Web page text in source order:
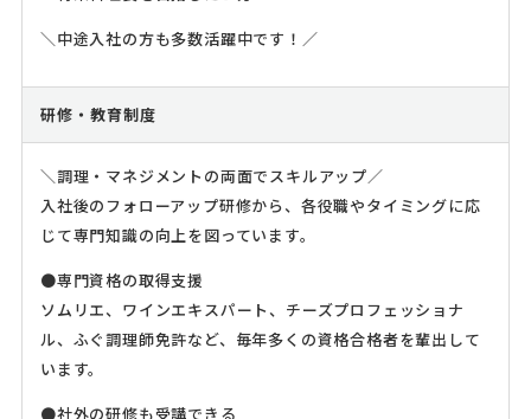
＼中途入社の方も多数活躍中です！／
研修・教育制度
＼調理・マネジメントの両面でスキルアップ／
入社後のフォローアップ研修から、各役職やタイミングに応
じて専門知識の向上を図っています。
●専門資格の取得支援
ソムリエ、ワインエキスパート、チーズプロフェッショナ
ル、ふぐ調理師免許など、毎年多くの資格合格者を輩出して
います。
●社外の研修も受講できる